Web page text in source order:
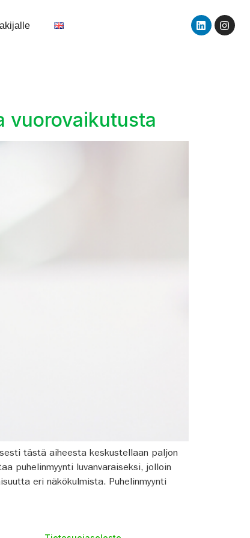
vuorovaikutusta
tästä aiheesta keskustellaan paljon
puhelinmyynti luvanvaraiseksi, jolloin
eri näkökulmista. Puhelinmyynti